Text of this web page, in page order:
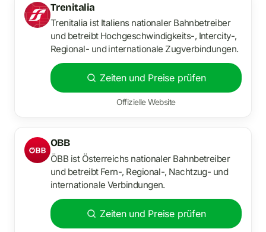
Trenitalia
Trenitalia ist Italiens nationaler Bahnbetreiber
und betreibt Hochgeschwindigkeits-, Intercity-,
Regional- und internationale Zugverbindungen.
Zeiten und Preise prüfen
Offizielle Website
OBB
ÖBB ist Österreichs nationaler Bahnbetreiber
und betreibt Fern-, Regional-, Nachtzug- und
internationale Verbindungen.
Zeiten und Preise prüfen